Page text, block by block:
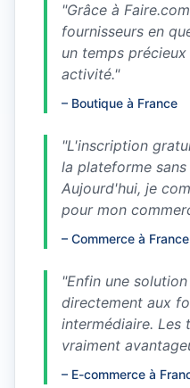
"Grâce à
fournisseurs en
un temps
activité."
– Boutique à France
"L'inscription
la plateforme sans
Aujourd'hui, je
pour mon
– Commerce à France
"Enfin une
directement aux
intermédiaire. Les
vraiment
– E-commerce à